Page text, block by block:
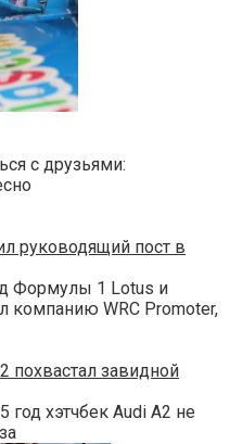
с друзьями:
руководящий пост в
Формулы 1 Lotus и
компанию WRC Promoter,
похвастал завидной
хэтчбек Audi A2 не